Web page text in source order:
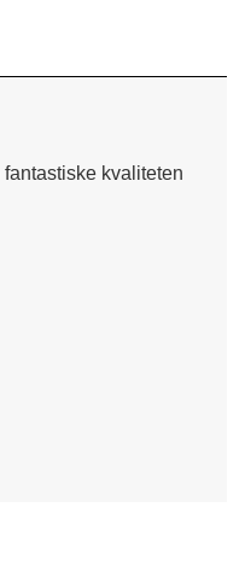
kvaliteten